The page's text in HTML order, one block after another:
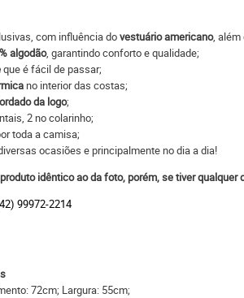
com influência dovestuário americano, além
algodão, garantindo conforto e qualidade;
que é fácil de passar;
no interior das costas;
da logo;
2 no colarinho;
toda a camisa;
ocasiões e principalmente no dia a dia!
idêntico ao da foto, porém, se tiver
99972-2214
72cm; Largura: 55cm;